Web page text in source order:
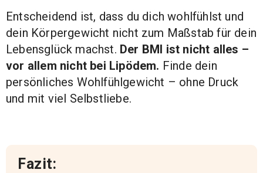
Entscheidend ist, dass du dich wohlfühlst und
dein Körpergewicht nicht zum Maßstab für dein
Lebensglück machst. Der BMI ist nicht alles –
vor allem nicht bei Lipödem. Finde dein
persönliches Wohlfühlgewicht – ohne Druck
und mit viel Selbstliebe.
Fazit: